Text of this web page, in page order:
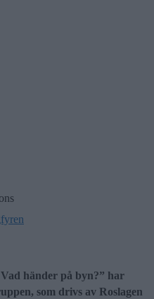
händer på byn?” har
som drivs av Roslagen